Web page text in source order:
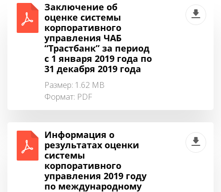
Заключение об
оценке системы
корпоративного
управления ЧАБ
“Трастбанк” за период
с 1 января 2019 года по
31 декабря 2019 года
Размер: 1.62 MB
Формат: PDF
Информация о
результатах оценки
системы
корпоративного
управления 2019 году
по международному